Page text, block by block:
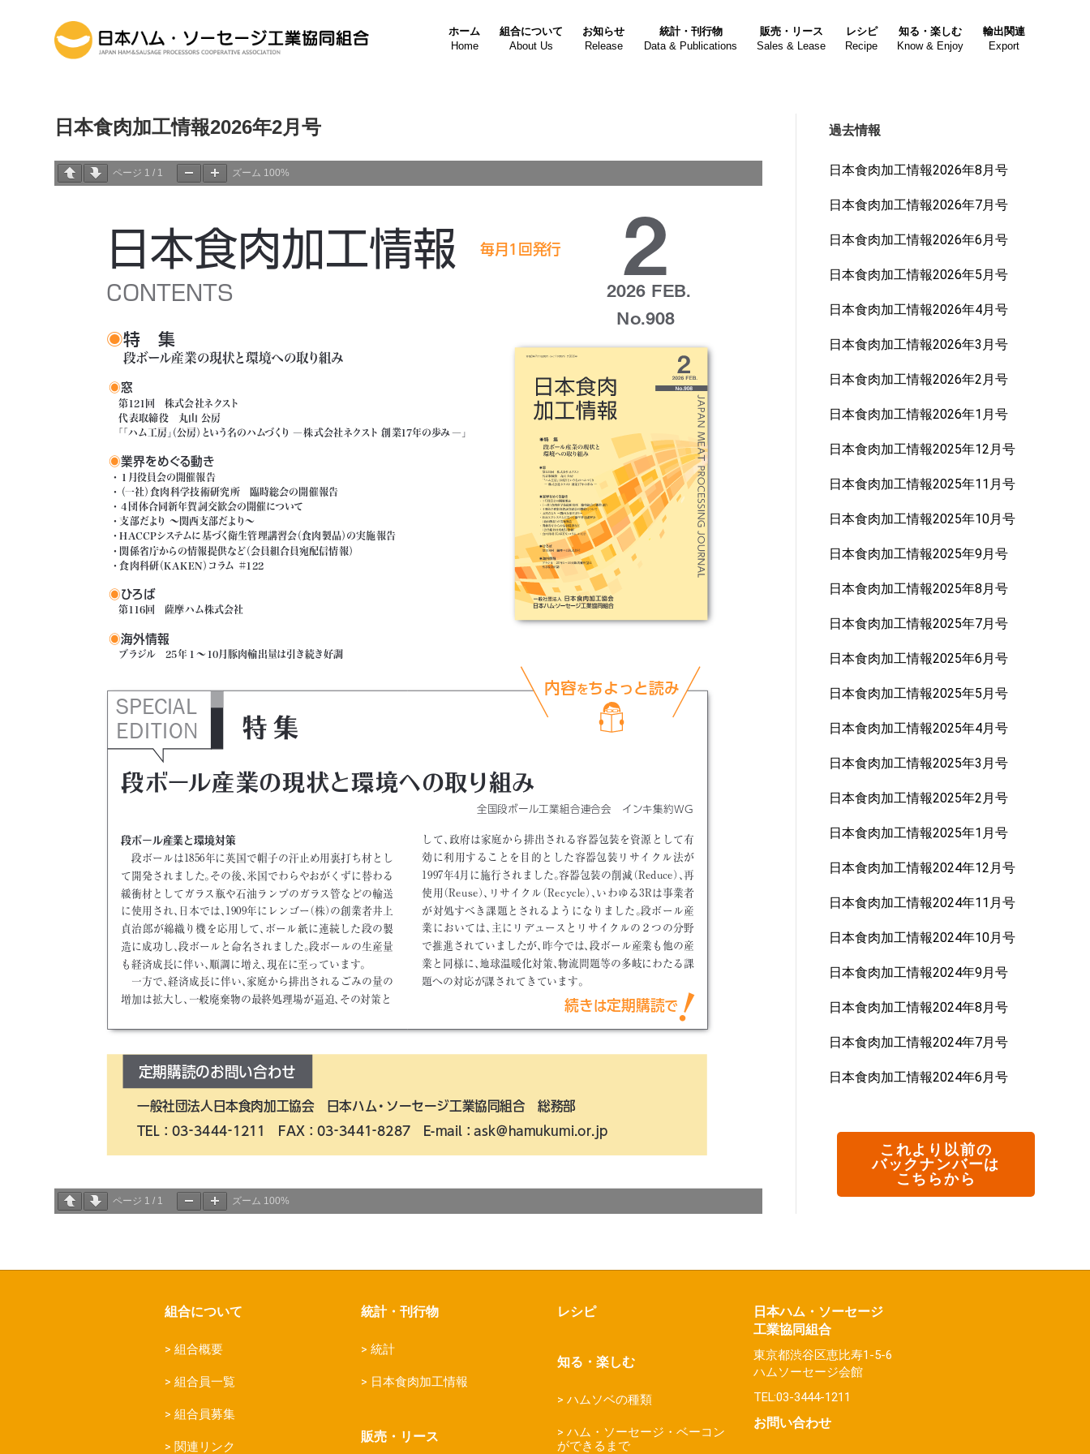
ホーム
Home
組合について
About Us
お知らせ
Release
統計・刊行物
Data & Publications
販売・リース
Sales & Lease
レシピ
Recipe
知る・楽しむ
Know & Enjoy
輸出関連
Export
日本食肉加工情報2026年2月号
ページ 1 / 1 ズーム 100%
ページ 1 / 1 ズーム 100%
過去情報
日本食肉加工情報2026年8月号
日本食肉加工情報2026年7月号
日本食肉加工情報2026年6月号
日本食肉加工情報2026年5月号
日本食肉加工情報2026年4月号
日本食肉加工情報2026年3月号
日本食肉加工情報2026年2月号
日本食肉加工情報2026年1月号
日本食肉加工情報2025年12月号
日本食肉加工情報2025年11月号
日本食肉加工情報2025年10月号
日本食肉加工情報2025年9月号
日本食肉加工情報2025年8月号
日本食肉加工情報2025年7月号
日本食肉加工情報2025年6月号
日本食肉加工情報2025年5月号
日本食肉加工情報2025年4月号
日本食肉加工情報2025年3月号
日本食肉加工情報2025年2月号
日本食肉加工情報2025年1月号
日本食肉加工情報2024年12月号
日本食肉加工情報2024年11月号
日本食肉加工情報2024年10月号
日本食肉加工情報2024年9月号
日本食肉加工情報2024年8月号
日本食肉加工情報2024年7月号
日本食肉加工情報2024年6月号
これより以前の
バックナンバーは
こちらから
組合について
組合概要
組合員一覧
組合員募集
関連リンク
統計・刊行物
統計
日本食肉加工情報
販売・リース
レシピ
知る・楽しむ
ハムソベの種類
ハム・ソーセージ・ベーコン
ができるまで
日本ハム・ソーセージ
工業協同組合
東京都渋谷区恵比寿1-5-6
ハムソーセージ会館
TEL:03-3444-1211
お問い合わせ